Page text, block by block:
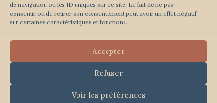
de navigation ou les ID uniques sur ce site. Le fait de ne pas
consentir ou de retirer son consentement peut avoir un effet négatif
sur certaines caractéristiques et fonctions.
Accepter
Refuser
Voir les préférences